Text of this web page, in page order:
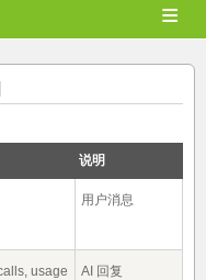
≡
说明
用户消息
usage
AI 回复